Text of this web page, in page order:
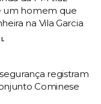
um homem que
na Vila Garcia
registram
Cominese